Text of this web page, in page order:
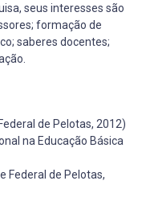
seus interesses são
formação de
saberes docentes;
de Pelotas, 2012)
na Educação Básica
Federal de Pelotas,